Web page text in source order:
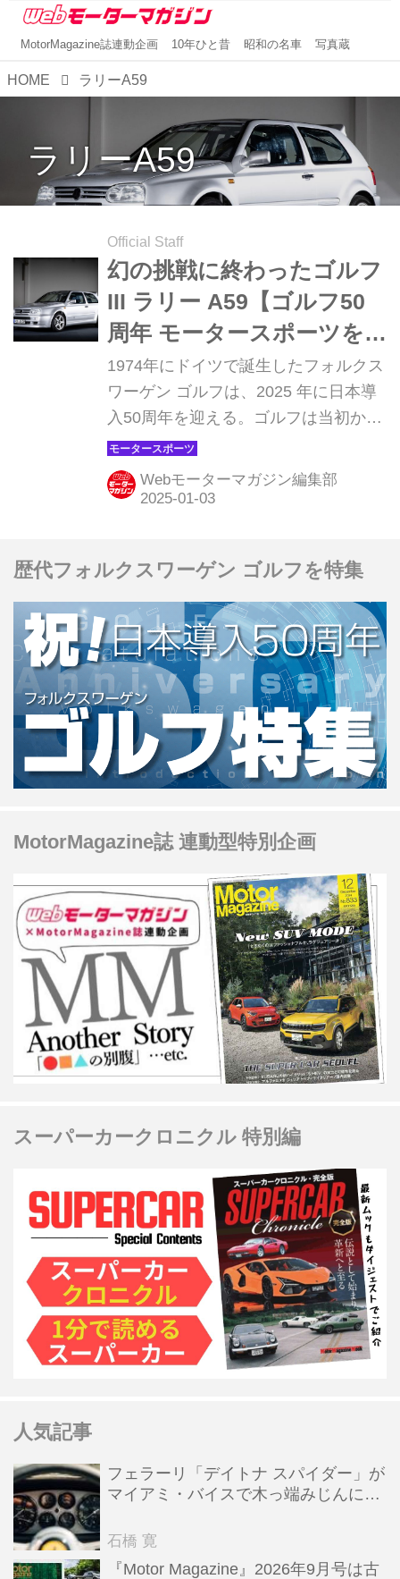
MotorMagazine誌連動企画 10年ひと昔 昭和の名車 写真蔵
HOME ラリーA59
ラリーA59
Official Staff
幻の挑戦に終わったゴルフ
III ラリー A59【ゴルフ50
周年 モータースポーツを彩
った8台⑥】
1974年にドイツで誕生したフォルクス
ワーゲン ゴルフは、2025 年に日本導
入50周年を迎える。ゴルフは当初から
スポーティな車両として設計され、
1974年の初期段階で、将来の GTI
(1976 年にデビュー) が国際 FIA 規則
の後、ゴルフにはモータースポーツと
深く関係したスポーティなモデルが多
数登場している。今回の特集シリーズ
では、「スポーティゴルフの50年」を
振り返り、さまざまな世代の忘れるこ
とのできない8台の象徴的なモデルを
紹介しよう。第6回は1993年に製造さ
れたゴルフ III ラリー A59 プロトタイ
プ...
Webモーターマガジン編集部
歴代フォルクスワーゲン ゴルフを特集
MotorMagazine誌 連動型特別企画
スーパーカークロニクル 特別編
人気記事
フェラーリ「デイトナ スパイダー」が
マイアミ・バイスで木っ端みじんにな
石橋 寛
『Motor Magazine』2026年9月号は古